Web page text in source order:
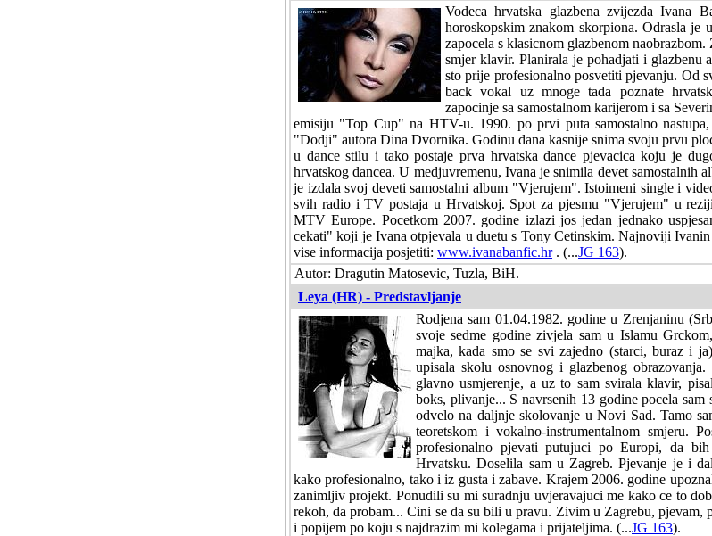
Vodeca hrvatska glazbena zvijezda Ivana
horoskopskim znakom skorpiona. Odrasla
zapocela s klasicnom glazbenom
smjer klavir. Planirala je pohadjati i glazbenu
sto prije profesionalno posvetiti pjevanju. Od
back vokal uz mnoge tada poznate
zapocinje sa samostalnom karijerom i sa
emisiju "Top Cup" na HTV-u. 1990. po prvi puta samostalno
"Dodji" autora Dina Dvornika. Godinu dana kasnije snima svoju prvu
u dance stilu i tako postaje prva hrvatska dance pjevacica koju je
hrvatskog dancea. U medjuvremenu, Ivana je snimila devet samostalnih
je izdala svoj deveti samostalni album "Vjerujem". Istoimeni single i
svih radio i TV postaja u Hrvatskoj. Spot za pjesmu "Vjerujem" u
MTV Europe. Pocetkom 2007. godine izlazi jos jedan jednako
cekati" koji je Ivana otpjevala u duetu s Tony Cetinskim. Najnoviji
vise informacija posjetiti: www.ivanabanfic.hr. (...JG 163).
Autor: Dragutin Matosevic, Tuzla, BiH.
Leya (HR) - Predstavljanje
Rodjena sam 01.04.1982. godine u Zrenjaninu
svoje sedme godine zivjela sam u Islamu
majka, kada smo se svi zajedno (starci, buraz i
upisala skolu osnovnog i glazbenog
glavno usmjerenje, a uz to sam svirala klavir,
boks, plivanje... S navrsenih 13 godine pocela
odvelo na daljnje skolovanje u Novi Sad. Tamo
teoretskom i vokalno-instrumentalnom smjeru.
profesionalno pjevati putujuci po Europi, da
Hrvatsku. Doselila sam u Zagreb. Pjevanje je i
kako profesionalno, tako i iz gusta i zabave. Krajem 2006. godine
zanimljiv projekt. Ponudili su mi suradnju uvjeravajuci me kako ce to
rekoh, da probam... Cini se da su bili u pravu. Zivim u Zagrebu, pjevam,
i popijem po koju s najdrazim mi kolegama i prijateljima. (...JG 163).